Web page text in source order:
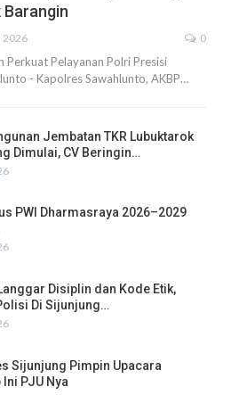
Barangin
2026 0
Perkuat Pelayanan Polri Presisi
- Kapolres Sawahlunto, AKBP…
Jembatan TKR Lubuktarok
Dimulai, CV Beringin…
PWI Dharmasraya 2026–2029
Disiplin dan Kode Etik,
Di Sijunjung…
Sijunjung Pimpin Upacara
PJU Nya